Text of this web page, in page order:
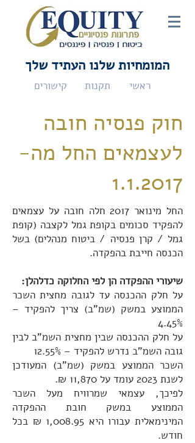
המומחיות שלנו העתיד שלך
קישורים תקנות ראשי
חוק פנסיה חובה
לעצמאים החל מה-
1.1.2017
החל מינואר 2017 חלה חובה על עצמאים
להפקיד סכומים בקופת גמל לקצבה (קופת
גמל / קרן פנסיה / ביטוח מנהלים) בשל
הכנסה חייבת בהפקדה.
שיעורי ההפקדה הן לפי החלוקה כדלהלן:
על חלק ההכנסה עד לגובה מחצית השכר
הממוצע במשק (שמ"ב) צריך להפקיד –
4.45%
על חלק ההכנסה שבין מחצית השמ"ב לבין
גובה השמ"ב נדרש להפקיד – 12.55%
השכר הממוצע במשק (שמ"ב) המעודכן
לשנת 2023 עומד על 11,870 ₪.
לפיכך, עצמאי שמרוויח מעל השכר
הממוצע במשק חובת ההפקדה
המינימאלית עבורו היא 1,008.95 ₪ בכל
חודש.